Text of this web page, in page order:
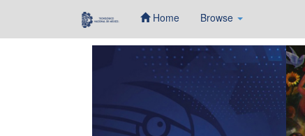
Home Browse